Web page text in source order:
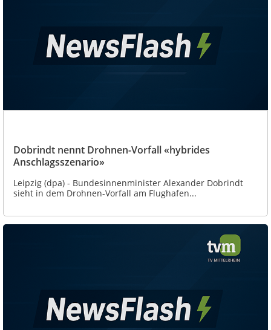
Dobrindt nennt Drohnen-Vorfall «hybrides
Anschlagsszenario»
Leipzig (dpa) - Bundesinnenminister Alexander Dobrindt
sieht in dem Drohnen-Vorfall am Flughafen...